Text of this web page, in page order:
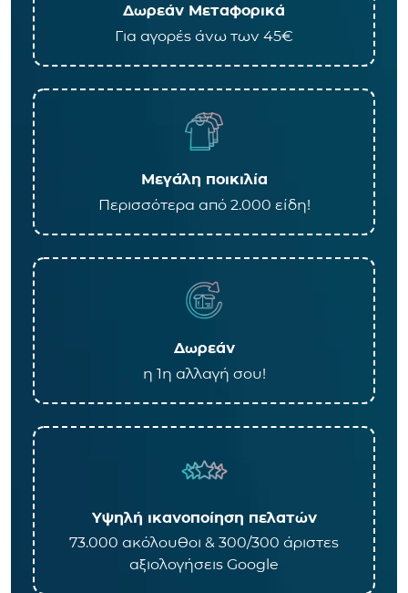
Δωρεάν Μεταφορικά
Για αγορές άνω των 45€
Μεγάλη ποικιλία
Περισσότερα από 2.000 είδη!
Δωρεάν
η 1η αλλαγή σου!
Υψηλή ικανοποίηση πελατών
73.000 ακόλουθοι & 300/300 άριστες
αξιολογήσεις Google